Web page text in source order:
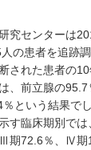
究センターは
の患者を追跡
された患者の10
、前立腺の95.7
という結果でし
す臨床期別で
期72.6％、Ⅳ期